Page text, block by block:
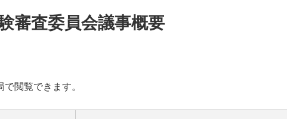
審査委員会議事概要
閲覧できます。